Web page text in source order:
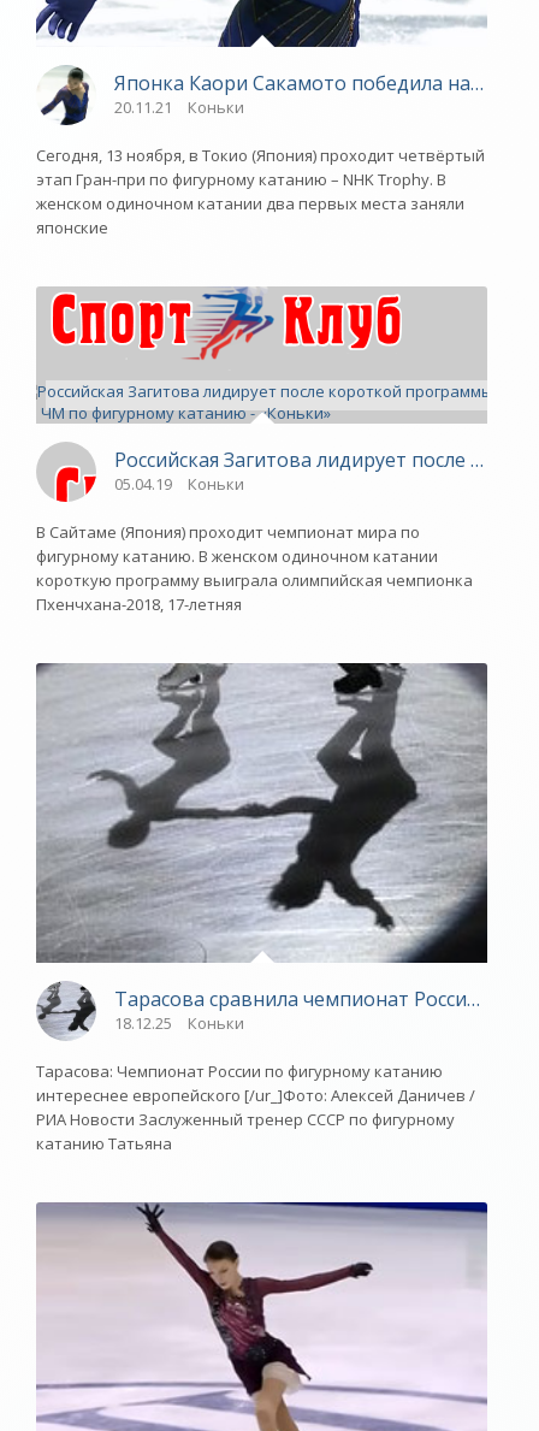
Японка Каори Сакамото победила на
20.11.21 Коньки
Сегодня, 13 ноября, в Токио (Япония) проходит четвёртый
этап Гран-при по фигурному катанию – NHK Trophy. В
женском одиночном катании два первых места заняли
японские
Российская Загитова лидирует после
05.04.19 Коньки
В Сайтаме (Япония) проходит чемпионат мира по
фигурному катанию. В женском одиночном катании
короткую программу выиграла олимпийская чемпионка
Пхенчхана-2018, 17-летняя
Тарасова сравнила чемпионат России по
18.12.25 Коньки
Тарасова: Чемпионат России по фигурному катанию
интереснее европейского [/ur_]Фото: Алексей Даничев /
РИА Новости Заслуженный тренер СССР по фигурному
катанию Татьяна